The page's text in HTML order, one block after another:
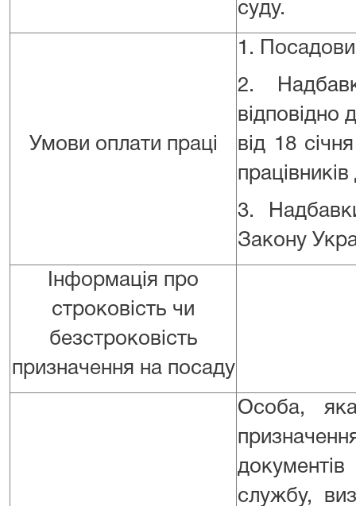
суду.
Умови оплати праці
1.
2.
відповідно
від 18
3.
Закону
Інформація про
строковість чи
безстроковість
призначення на посаду
Особа,
службу,